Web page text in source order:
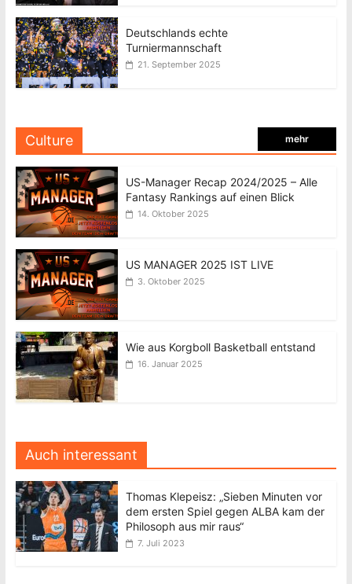
Deutschlands echte
Turniermannschaft
21. September 2025
Culture mehr
US-Manager Recap 2024/2025 – Alle
Fantasy Rankings auf einen Blick
14. Oktober 2025
US MANAGER 2025 IST LIVE
3. Oktober 2025
Wie aus Korgboll Basketball entstand
16. Januar 2025
Auch interessant
Thomas Klepeisz: „Sieben Minuten vor
dem ersten Spiel gegen ALBA kam der
Philosoph aus mir raus“
7. Juli 2023